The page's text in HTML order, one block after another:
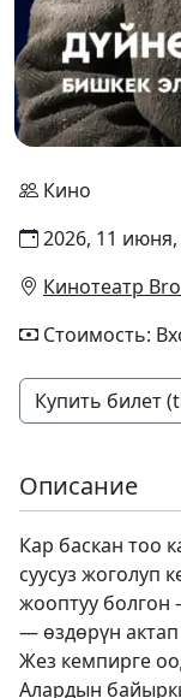
Кино
2026, 11 июня,
Кинотеатр
Стоимость:
Купить билет
Описание
Кар баскан тоо
суусуз жоголуп
жооптуу
— өздөрүн
Жез кемпирге
Алардын